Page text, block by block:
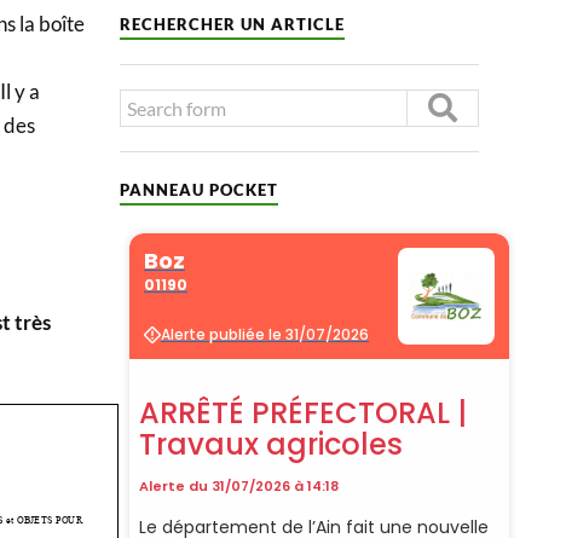
la boîte
y a
très
RECHERCHER UN ARTICLE
PANNEAU POCKET